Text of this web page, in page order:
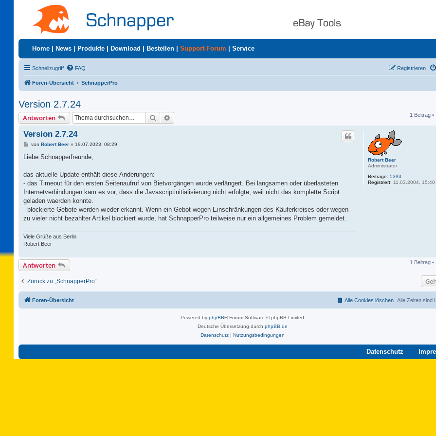
Home News Produkte Download Bestellen Support-Forum Service
Schnellzugriff FAQ Registrieren
Foren-Übersicht SchnapperPro
Version 2.7.24
Antworten Suche 1 Beitrag •
Robert Beer
Administrator
Beiträge: 5393
Registriert: 11.03.2004, 15:40
Version 2.7.24
B
i
a
von Robert Beer» 19.07.2023, 08:29
Liebe Schnapperfreunde,
das aktuelle Update enthält diese Änderungen:
- das Timeout für den ersten Seitenaufruf von Bietvorgängen wurde verlängert. Bei langsamen oder überlasteten
Internetverbindungen kam es vor, dass die Javascriptinitialisierung nicht erfolgte, weil nicht das komplette Script
geladen waerden konnte.
- blockierte Gebote werden wieder erkannt. Wenn ein Gebot wegen Einschränkungen des Käuferkreises oder wegen
zu vieler nicht bezahlter Artikel blockiert wurde, hat SchnapperPro teilweise nur ein allgemeines Problem gemeldet.
Viele Grüße aus Berlin
Robert Beer
Antworten 1 Beitrag •
Zurück zu „SchnapperPro“
Foren-Übersicht Alle Zeiten sind
Alle Cookies löschen
Powered by phpBB® Forum Software © phpBB Limited
Deutsche Übersetzung durch phpBB.de
Datenschutz| Nutzungsbedingungen
Datenschutz